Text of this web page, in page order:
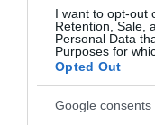
I want to opt-out
Retention, Sale,
Personal Data
Purposes for
Opted Out
Google consents
Sleek look
Ha modern bubi
nekünk találták ki.
hajspray-vel vagy